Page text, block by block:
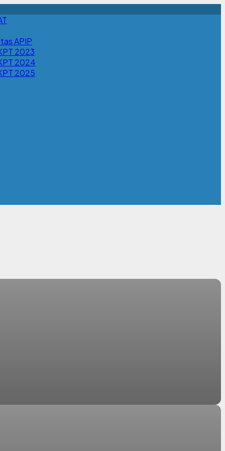
APIP
2023
2024
2025